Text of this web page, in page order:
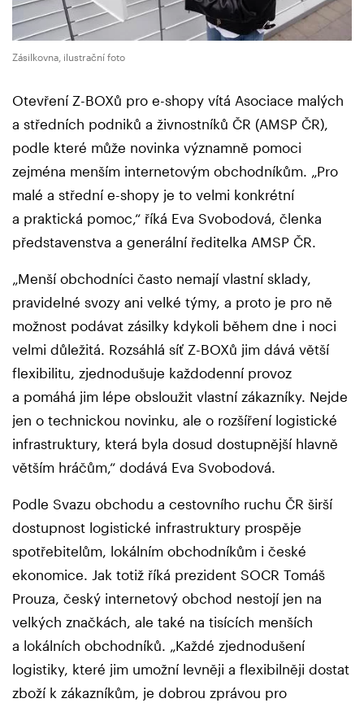
Zásilkovna, ilustrační foto
Otevření Z-BOXů pro e-shopy vítá Asociace malých
a středních podniků a živnostníků ČR (AMSP ČR),
podle které může novinka významně pomoci
zejména menším internetovým obchodníkům. „Pro
malé a střední e-shopy je to velmi konkrétní
a praktická pomoc,“ říká Eva Svobodová, členka
představenstva a generální ředitelka AMSP ČR.
„Menší obchodníci často nemají vlastní sklady,
pravidelné svozy ani velké týmy, a proto je pro ně
možnost podávat zásilky kdykoli během dne i noci
velmi důležitá. Rozsáhlá síť Z-BOXů jim dává větší
flexibilitu, zjednodušuje každodenní provoz
a pomáhá jim lépe obsloužit vlastní zákazníky. Nejde
jen o technickou novinku, ale o rozšíření logistické
infrastruktury, která byla dosud dostupnější hlavně
větším hráčům,“ dodává Eva Svobodová.
Podle Svazu obchodu a cestovního ruchu ČR širší
dostupnost logistické infrastruktury prospěje
spotřebitelům, lokálním obchodníkům i české
ekonomice. Jak totiž říká prezident SOCR Tomáš
Prouza, český internetový obchod nestojí jen na
velkých značkách, ale také na tisících menších
a lokálních obchodníků. „Každé zjednodušení
logistiky, které jim umožní levněji a flexibilněji dostat
zboží k zákazníkům, je dobrou zprávou pro